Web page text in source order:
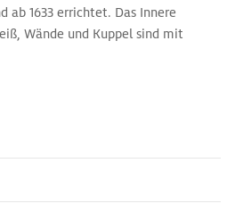
ab 1633 errichtet. Das Innere
Wände und Kuppel sind mit